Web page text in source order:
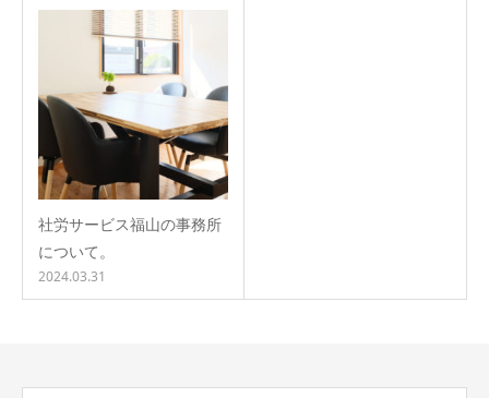
社労サービス福山の事務所
について。
2024.03.31